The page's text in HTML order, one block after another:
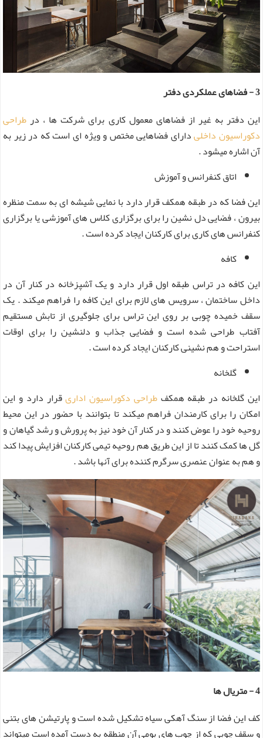
3 - فضاهای عملکردی دفتر
این دفتر به غیر از فضاهای معمول کاری برای شرکت ها ، درطراحی
دکوراسیون داخلیدارای فضاهایی مختص و ویژه ای است که در زیر به
آن اشاره میشود .
اتاق کنفرانس و آموزش
این فضا که در طبقه همکف قرار دارد با نمایی شیشه ای به سمت منظره
بیرون ، فضایی دل نشین را برای برگزاری کلاس های آموزشی یا برگزاری
کنفرانس های کاری برای کارکنان ایجاد کرده است .
کافه
این کافه در تراس طبقه اول قرار دارد و یک آشپزخانه در کنار آن در
داخل ساختمان ، سرویس های لازم برای این کافه را فراهم میکند . یک
سقف خمیده چوبی بر روی این تراس برای جلوگیری از تابش مستقیم
آفتاب طراحی شده است و فضایی جذاب و دلنشین را برای اوقات
استراحت و هم نشینی کارکنان ایجاد کرده است .
گلخانه
این گلخانه در طبقه همکفطراحی دکوراسیون اداریقرار دارد و این
امکان را برای کارمندان فراهم میکند تا بتوانند با حضور در این محیط
روحیه خود را عوض کنند و در کنار آن خود نیز به پرورش و رشد گیاهان و
گل ها کمک کنند تا از این طریق هم روحیه تیمی کارکنان افزایش پیدا کند
و هم به عنوان عنصری سرگرم کننده برای آنها باشد .
4 - متریال ها
کف این فضا از سنگ آهکی سیاه تشکیل شده است و پارتیشن های بتنی
و سقف چوبی که از چوب های بومی آن منطقه به دست آمده است میتواند